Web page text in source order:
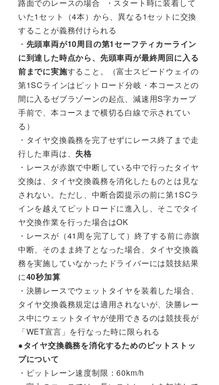
路面でのレースの場合 ・スタート時に装着して
いた1セット（4本）から、異なる1セットに交換
することが義務付けられる
・ 先頭車両が10周目の第1セーフティカーライン
に到達した時点から、先頭車両が最終周回に入る
前までに実施すること。（富士スピードウェイの
第1SCラインはピットロード分岐・本コースとの
間に入るゼブラゾーンの起点、減速用S字カーブ
手前で、本コースまで横切る白線で示されてい
る）
・タイヤ交換義務を完了せずにレース終了まで走
行した車両は、 失格
・レースが赤旗で中断している中で行ったタイヤ
交換は、タイヤ交換義務を消化したものとは見な
されない。ただし、中断合図提示の前に第1SCラ
インを越えてピットロードに進入し、そこでタイ
ヤ交換作業を行った場合はOK
・レースが（41周を完了して）終了する前に赤旗
中断、そのまま終了となった場合、タイヤ交換義
務を実施していなかったドライバーには競技結果
に40秒加算
・決勝レースでウェットタイヤを装着した場合、
タイヤ交換義務規定は適用されないが、決勝レー
ス中にウェットタイヤが使用できるのは競技長が
「WET宣言」を行なった時に限られる
●タイヤ交換義務を消化するためのピットストッ
プについて
・ピットレーン速度制限：60km/h